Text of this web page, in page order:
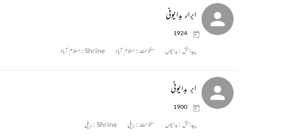
ابرار بدایونی
1924
پیدائش : بدایوں سکونت : اسلام آباد Shrine : اسلام آباد
ابر بدایونی
1900
پیدائش : بدایوں سکونت :بریلی Shrine : بریلی